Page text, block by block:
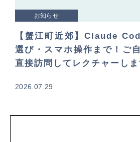
お知らせ
【蟹江町近郊】Claude
選び・スマホ操作まで！ご
直接訪問してレクチャーしま
2026.07.29